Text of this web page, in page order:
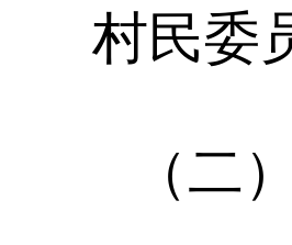
村民委
（二